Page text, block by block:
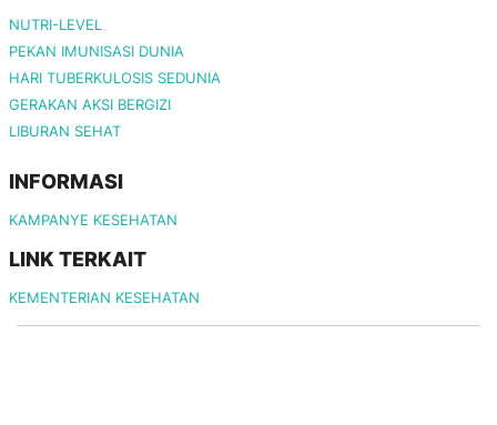
NUTRI-LEVEL
PEKAN IMUNISASI DUNIA
HARI TUBERKULOSIS SEDUNIA
GERAKAN AKSI BERGIZI
LIBURAN SEHAT
INFORMASI
KAMPANYE KESEHATAN
LINK TERKAIT
KEMENTERIAN KESEHATAN